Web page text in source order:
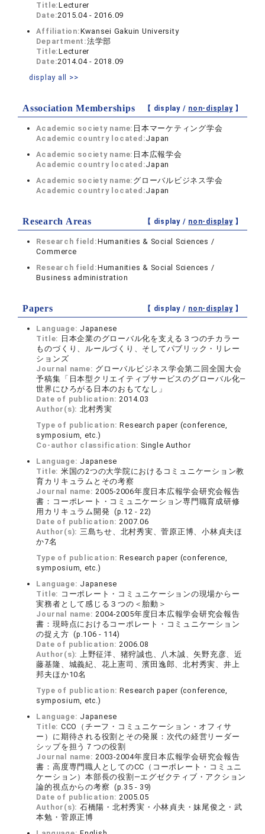
Title:Lecturer
Date:2015.04 - 2016.09
Affiliation:Kwansei Gakuin University
Department:法学部
Title:Lecturer
Date:2014.04 - 2018.09
display all >>
Association Memberships 【 display / non-display】
Academic society name: 日本マーケティング学会
Academic country located:Japan
Academic society name: 日本広報学会
Academic country located:Japan
Academic society name: グローバルビジネス学会
Academic country located:Japan
Research Areas 【 display / non-display】
Research field:Humanities & Social Sciences /
Commerce
Research field:Humanities & Social Sciences /
Business administration
Papers 【 display / non-display】
Language: Japanese
Title: 日本企業のグローバル化を支える３つのチカラー
ものづくり、ルールづくり、そしてパブリック・リレー
ションズ
Journal name: グローバルビジネス学会第二回全国大会
予稿集「日本型クリエイティブサービスのグローバル化―
世界にひろがる日本のおもてなし」
Date of publication:2014.03
Author(s): 北村秀実
Type of publication:Research paper (conference,
symposium, etc.)
Co-author classification: Single Author
Language: Japanese
Title: 米国の2つの大学院におけるコミュニケーション教
育カリキュラムとその考察
Journal name:2005-2006年度日本広報学会研究会報告
書：コーポレート・コミュニケーション専門職育成研修
用カリキュラム開発 (p.12 - 22)
Date of publication:2007.06
Author(s): 三島ちせ、北村秀実、菅原正博、小林貞夫ほ
か7名
Type of publication:Research paper (conference,
symposium, etc.)
Language: Japanese
Title: コーポレート・コミュニケーションの現場からー
実務者として感じる３つの＜胎動＞
Journal name:2004-2005年度日本広報学会研究会報告
書：現時点におけるコーポレート・コミュニケーション
の捉え方 (p.106 - 114)
Date of publication:2006.08
Author(s): 上野征洋、猪狩誠也、八木誠、矢野充彦、近
藤基隆、城義紀、花上憲司、濱田逸郎、北村秀実、井上
邦夫ほか10名
Type of publication:Research paper (conference,
symposium, etc.)
Language: Japanese
Title: CCO（チーフ・コミュニケーション・オフィサ
ー）に期待される役割とその発展：次代の経営リーダー
シップを担う７つの役割
Journal name:2003-2004年度日本広報学会研究会報告
書：高度専門職人としてのCC（コーポレート・コミュニ
ケーション）本部長の役割―エグゼクティブ・アクション
論的視点からの考察 (p.35 - 39)
Date of publication:2005.05
Author(s): 石橋陽・北村秀実・小林貞夫・妹尾俊之・武
本勉・菅原正博